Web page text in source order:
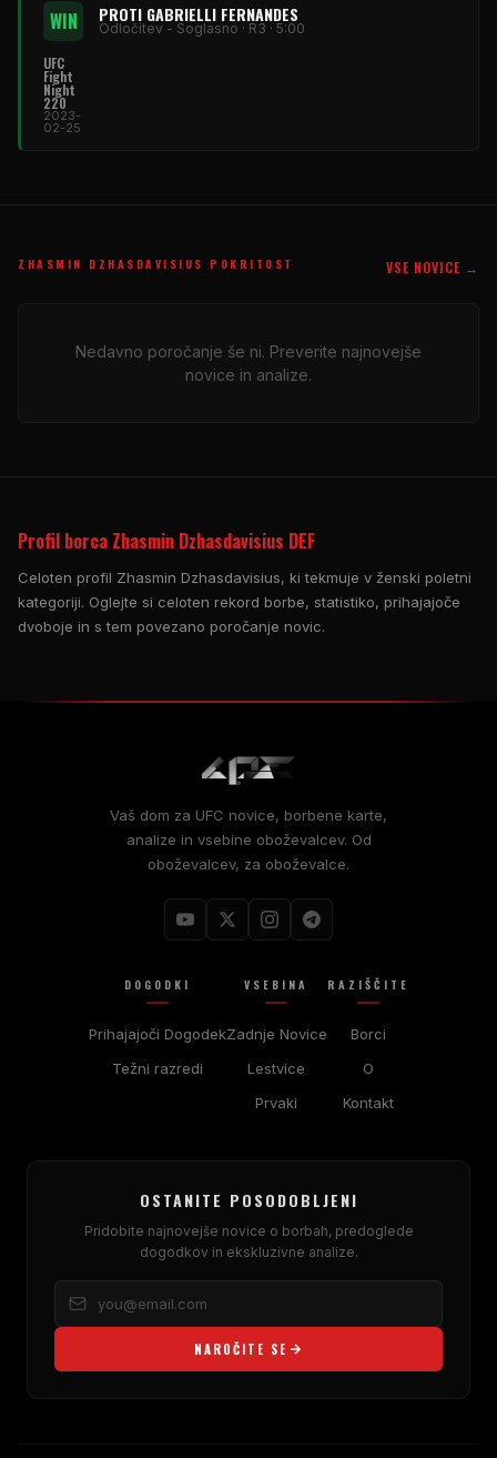
WIN PROTI GABRIELLI FERNANDES
Odločitev - Soglasno · R3 · 5:00
UFC
Fight
Night
220
2023-
02-25
ZHASMIN DZHASDAVISIUS POKRITOST VSE NOVICE →
Nedavno poročanje še ni. Preverite najnovejše
novice in analize.
Profil borca Zhasmin Dzhasdavisius DEF
Celoten profil Zhasmin Dzhasdavisius, ki tekmuje v ženski poletni
kategoriji. Oglejte si celoten rekord borbe, statistiko, prihajajoče
dvoboje in s tem povezano poročanje novic.
Vaš dom za UFC novice, borbene karte,
analize in vsebine oboževalcev. Od
oboževalcev, za oboževalce.
DOGODKI
Prihajajoči Dogodek
Težni razredi
VSEBINA
Zadnje Novice
Lestvice
Prvaki
RAZIŠČITE
Borci
O
Kontakt
OSTANITE POSODOBLJENI
Pridobite najnovejše novice o borbah, predoglede
dogodkov in ekskluzivne analize.
NAROČITE SE